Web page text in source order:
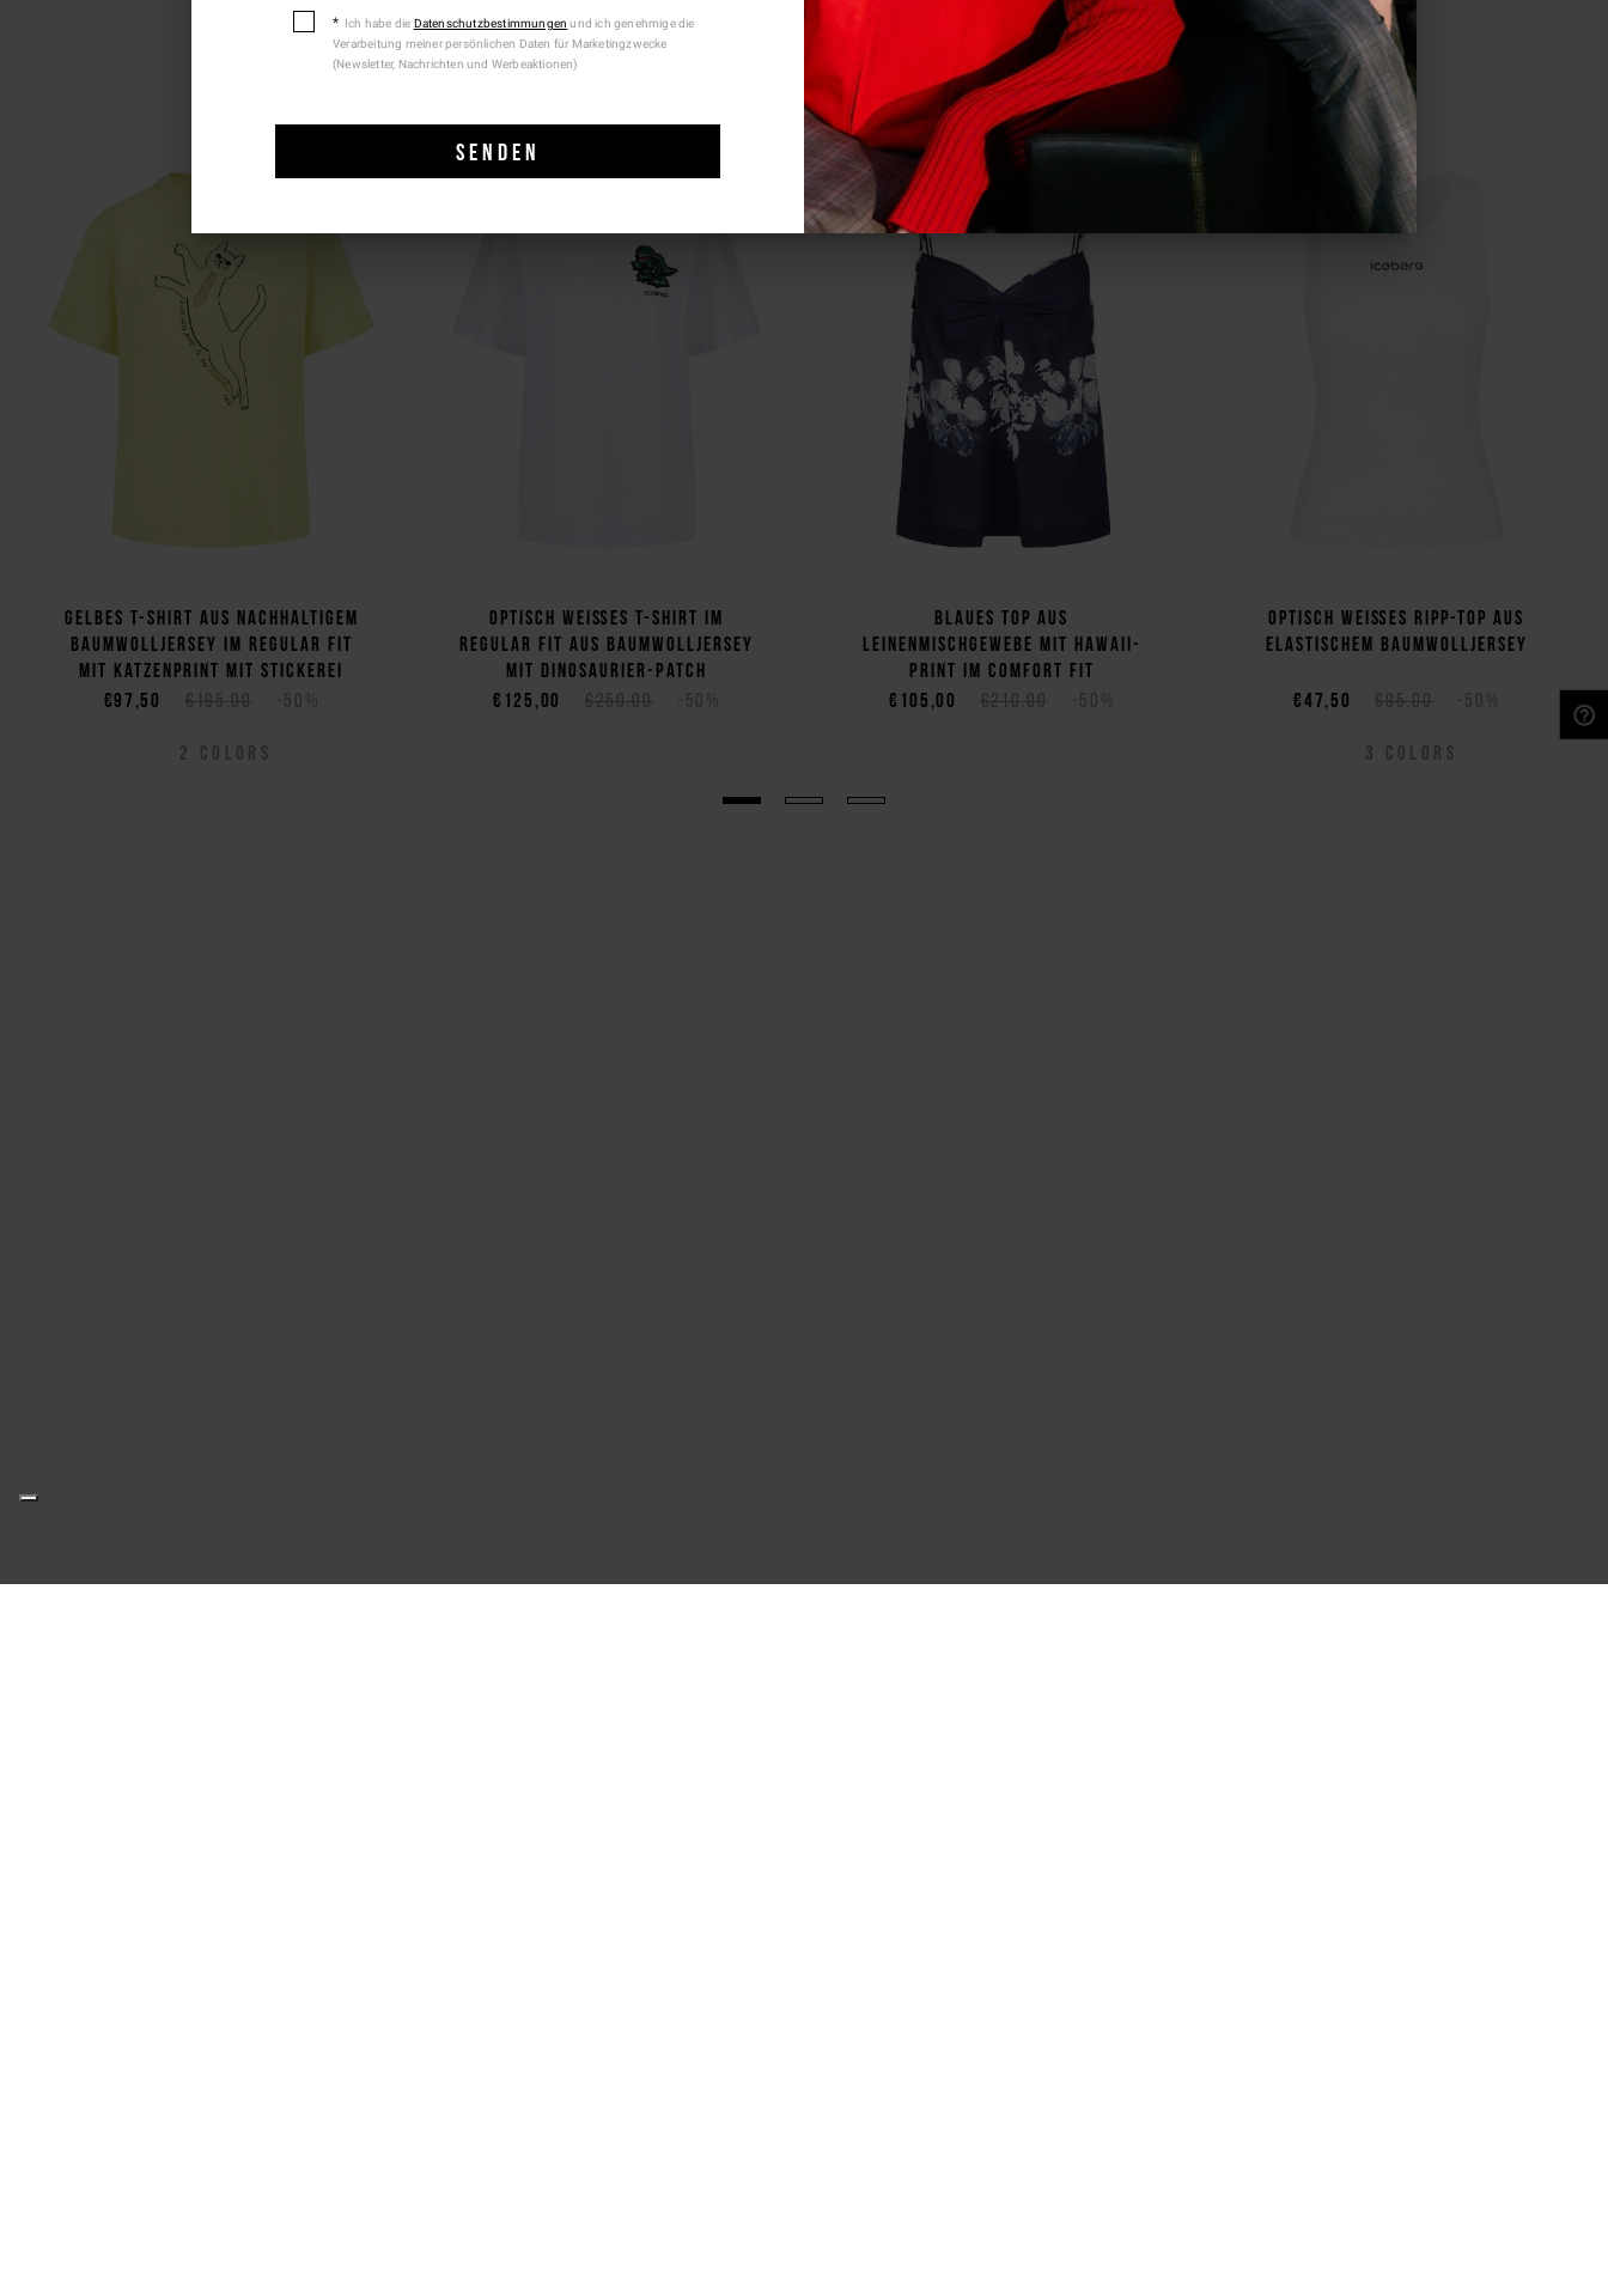
DAS KÖNNTE IHNEN AUCH GEFALLEN
Gelbes T-Shirt aus nachhaltigem
Baumwolljersey im Regular Fit
mit Katzenprint mit Stickerei
€195,00
-50%
€97,50
2 COLORS
Optisch weißes T-Shirt im
Regular Fit aus Baumwolljersey
mit Dinosaurier-Patch
€250,00
-50%
€125,00
Blaues Top aus
Leinenmischgewebe mit Hawaii-
Print im Comfort Fit
€210,00
-50%
€105,00
Optisch weißes Ripp-Top aus
elastischem Baumwolljersey
€95,00 -50%
€47,50
3 COLORS
Ich habe die Datenschutzbestimmungen und ich genehmige die
Verarbeitung meiner persönlichen Daten für Marketingzwecke
(Newsletter, Nachrichten und Werbeaktionen)
SENDEN